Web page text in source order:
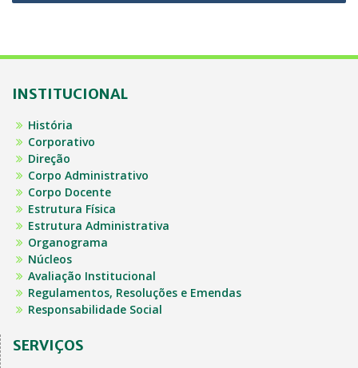
INSTITUCIONAL
História
Corporativo
Direção
Corpo Administrativo
Corpo Docente
Estrutura Física
Estrutura Administrativa
Organograma
Núcleos
Avaliação Institucional
Regulamentos, Resoluções e Emendas
Responsabilidade Social
SERVIÇOS